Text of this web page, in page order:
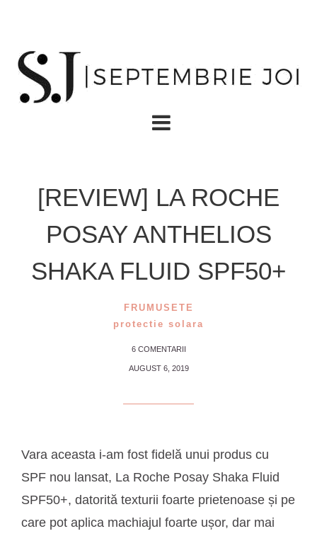
[REVIEW] LA ROCHE
POSAY ANTHELIOS
SHAKA FLUID SPF50+
FRUMUSETE
protectie solara
6 COMENTARII
AUGUST 6, 2019
Vara aceasta i-am fost fidelă unui produs cu
SPF nou lansat, La Roche Posay Shaka Fluid
SPF50+, datorită texturii foarte prietenoase și pe
care pot aplica machiajul foarte ușor, dar mai